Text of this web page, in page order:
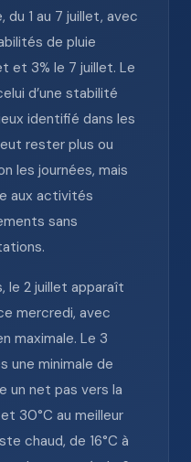
du 1 au 7 juillet, avec
de pluie
et 3% le 7 juillet. Le
d’une stabilité
identifié dans les
rester plus ou
les journées, mais
aux activités
sans
le 2 juillet apparaît
mercredi, avec
maximale. Le 3
une minimale de
un net pas vers la
30°C au meilleur
chaud, de 16°C à